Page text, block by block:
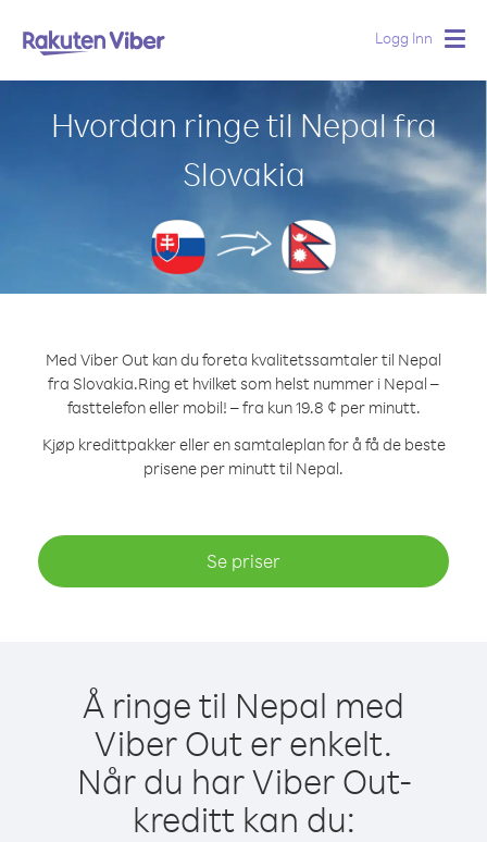
Logg Inn
Hvordan ringe til Nepal fra
Slovakia
Med Viber Out kan du foreta kvalitetssamtaler til Nepal
fra Slovakia.Ring et hvilket som helst nummer i Nepal –
fasttelefon eller mobil! – fra kun 19.8 ¢ per minutt.
Kjøp kredittpakker eller en samtaleplan for å få de beste
prisene per minutt til Nepal.
Se priser
Å ringe til Nepal med
Viber Out er enkelt.
Når du har Viber Out-
kreditt kan du: